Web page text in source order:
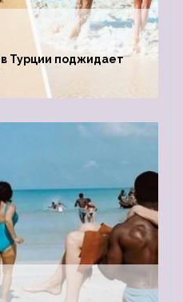
в Турции поджидает